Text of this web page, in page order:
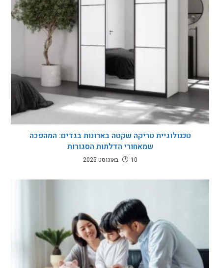
טכנולוגיית טריקה שקטה בארונות בגדים: המהפכה
שמאחורי הדלתות הסגורות
10 באוגוסט 2025